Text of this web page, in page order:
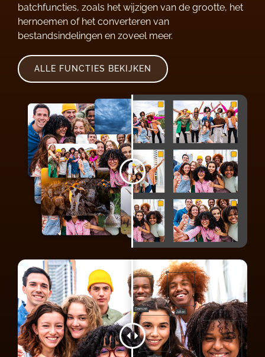
batchfuncties, zoals het wijzigen van de grootte, het
hernoemen of het converteren van
bestandsindelingen en zoveel meer.
ALLE FUNCTIES BEKIJKEN